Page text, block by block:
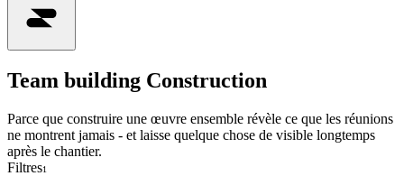
Team building Construction
Parce que construire une œuvre ensemble révèle ce que les réunions
ne montrent jamais - et laisse quelque chose de visible longtemps
après le chantier.
Filtres1